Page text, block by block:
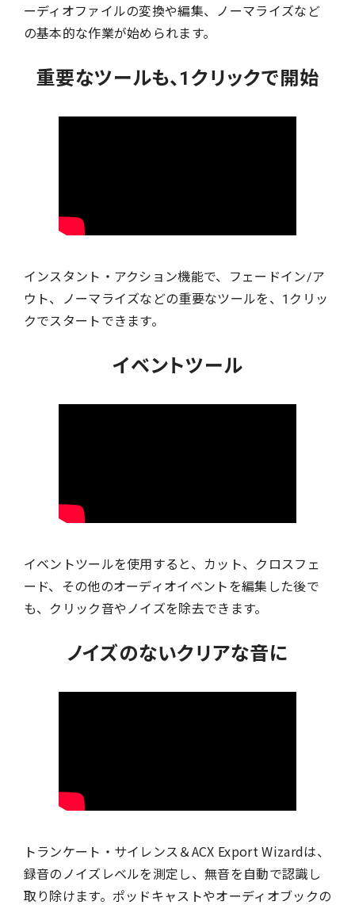
ーディオファイルの変換や編集、ノーマライズなど
の基本的な作業が始められます。
重要なツールも、1クリックで開始
インスタント・アクション機能で、フェードイン/ア
ウト、ノーマライズなどの重要なツールを、1クリッ
クでスタートできます。
イベントツール
イベントツールを使用すると、カット、クロスフェ
ード、その他のオーディオイベントを編集した後で
も、クリック音やノイズを除去できます。
ノイズのないクリアな音に
トランケート・サイレンス＆ACX Export Wizardは、
録音のノイズレベルを測定し、無音を自動で認識し
取り除けます。ポッドキャストやオーディオブックの